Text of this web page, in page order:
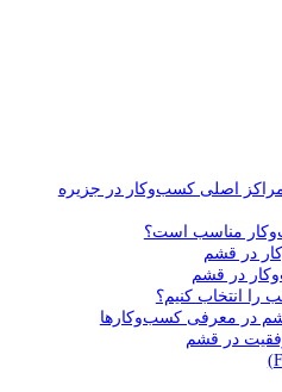
اصلی کسب‌وکار در جزیره
مناسب است؟
در قشم
در قشم
را انتخاب کنیم؟
در معرفی کسب‌وکارها
در قشم